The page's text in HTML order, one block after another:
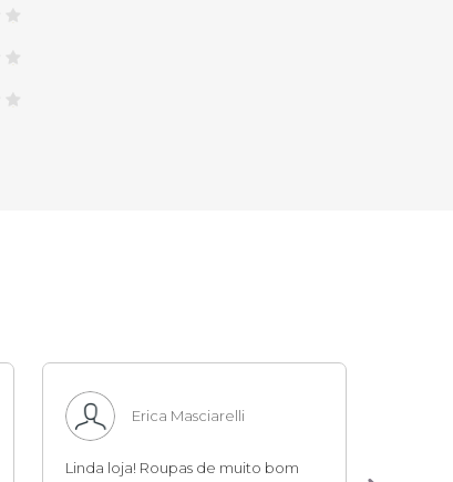
Erica Masciarelli
Linda loja! Roupas de muito bom